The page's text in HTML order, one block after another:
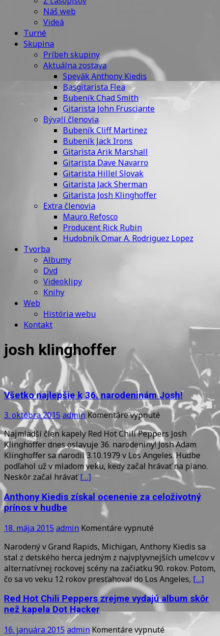
Náš web
Videá
Turné
Skupina
Príbeh skupiny
Aktuálna zostava
Spevák Anthony Kiedis
Basgitarista Flea
Bubeník Chad Smith
Gitarista John Frusciante
Bývalí členovia
Bubeník Cliff Martinez
Bubeník Jack Irons
Gitarista Arik Marshall
Gitarista Dave Navarro
Gitarista Hillel Slovak
Gitarista Jack Sherman
Gitarista Josh Klinghoffer
Extra členovia
Mauro Refosco
Producent Rick Rubin
Hudobník Omar A. Rodriguez Lopez
Tvorba
Albumy
Dvd
Videoklipy
Knihy
Web
História webu
Kontakt
josh klinghoffer
Všetko najlepšie k 36. narodeninám Josh!
3. októbra 2015 admin Komentáre vypnuté
Všetko
najlepšie
k
36.
narodeninám
Josh!
Najmladší člen kapely Red Hot Chili Peppers Josh
Klinghoffer dnes oslavuje 36. narodeniny! Josh Adam
Klinghoffer sa narodil 3.10.1979 v Los Angeles. Hudbe
podľahol už v mladom veku, kedy začal hrávať na piano.
Neskôr začal hrávať[…]
Anthony Kiedis získal ocenenie za celoživotný
prínos v hudbe
18. mája 2015 admin Komentáre vypnuté
Kiedis
získal
ocenenie
za
celoživotný
prínos
v
hudbe
Narodený v Grand Rapids, Michigan, Anthony Kiedis sa
stal z detského herca jedným z najvplyvnejších umelcov v
alternatívnej rockovej scény na začiatku 90. rokov. Potom,
čo sa vo veku 12 rokov presťahoval do Los Angeles, […]
Red Hot Chili Peppers zrejme vydajú album skôr
než kapela Dot Hacker
16. januára 2015 admin Komentáre vypnuténa